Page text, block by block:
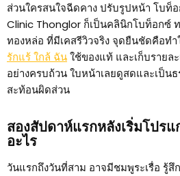
ส่วนใครสนใจฉีดคาง ปรับรูปหน้า โบท็
Clinic Thonglor ก็เป็นคลินิกโบท็อกซ์
ทองหล่อ ที่มีเคสรีวิวจริง จุดยืนชัดคือท
รักแร้ ใกล้ ฉันใช้ของแท้ และเก็บรายล
อย่างครบถ้วน ใบหน้าเลยดูสดและเป็น
สะท้อนผิดส่วน
สองสัปดาห์แรกหลังเริ่มโปร
อะไร
วันแรกถึงวันที่สาม อาจมีชมพูระเรื่อ รู้